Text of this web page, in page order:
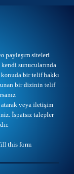
paylaşım siteleri
sunucularında
konuda bir telif hakkı
bir dizinin telif
veya iletişim
İspatsız talepler
this form